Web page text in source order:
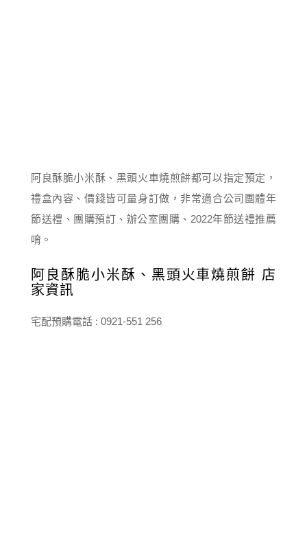
阿良酥脆小米酥、黑頭火車燒煎餅都可以指定預定，
禮盒內容、價錢皆可量身訂做，非常適合公司團體年
節送禮、團購預訂、辦公室團購、2022年節送禮推薦
唷。
阿良酥脆小米酥、黑頭火車燒煎餅 店
家資訊
宅配預購電話 : 0921-551 256